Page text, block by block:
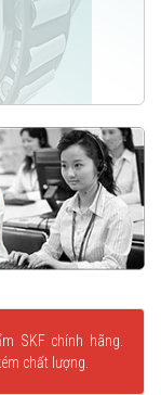
SKF chính hãng.
chất lượng.